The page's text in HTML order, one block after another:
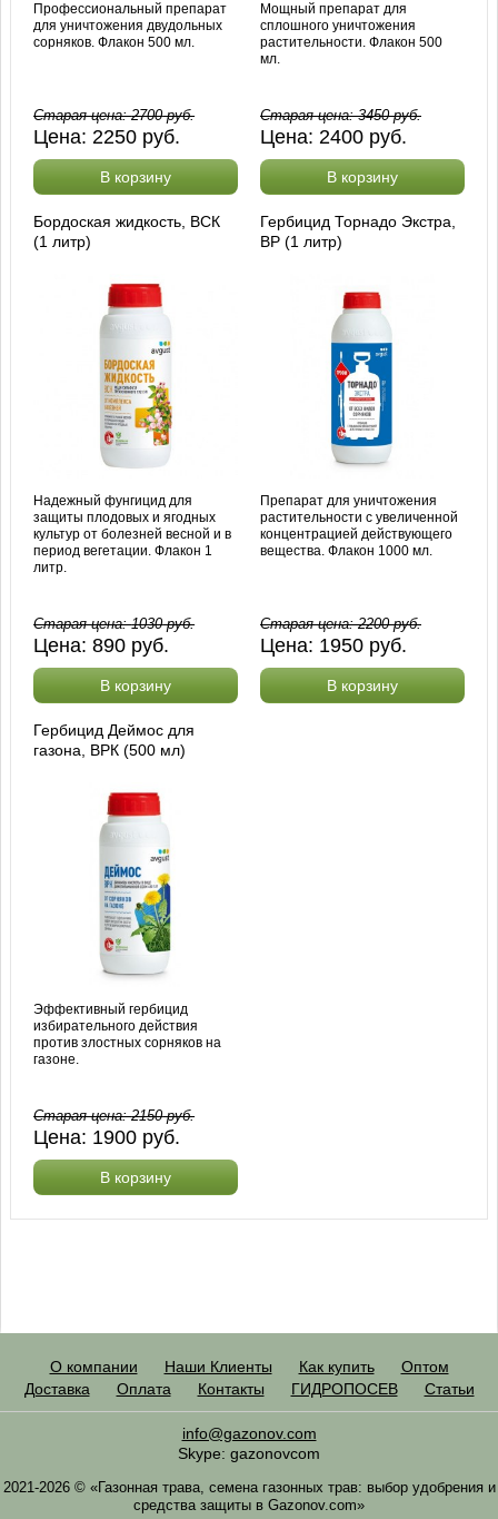
Профессиональный препарат
для уничтожения двудольных
сорняков. Флакон 500 мл.
Старая цена:2700руб.
Цена:2250 руб.
В корзину
Мощный препарат для
сплошного уничтожения
растительности. Флакон 500
мл.
Старая цена:3450руб.
Цена: 2400 руб.
В корзину
Бордоская жидкость, ВСК
(1 литр)
Надежный фунгицид для
защиты плодовых и ягодных
культур от болезней весной и в
период вегетации. Флакон 1
литр.
Старая цена:1030руб.
Цена:890 руб.
В корзину
Гербицид Торнадо Экстра,
ВР (1 литр)
Препарат для уничтожения
растительности с увеличенной
концентрацией действующего
вещества. Флакон 1000 мл.
Старая цена:2200руб.
Цена: 1950 руб.
В корзину
Гербицид Деймос для
газона, ВРК (500 мл)
Эффективный гербицид
избирательного действия
против злостных сорняков на
газоне.
Старая цена:2150руб.
Цена: 1900 руб.
В корзину
О компании Наши Клиенты Как купить
Оптом
Доставка
Оплата Контакты ГИДРОПОСЕВ Статьи
info@gazonov.com
Skype: gazonovcom
2021-2026 © «Газонная трава, семена газонных трав: выбор удобрения и
средства защиты в Gazonov.com»